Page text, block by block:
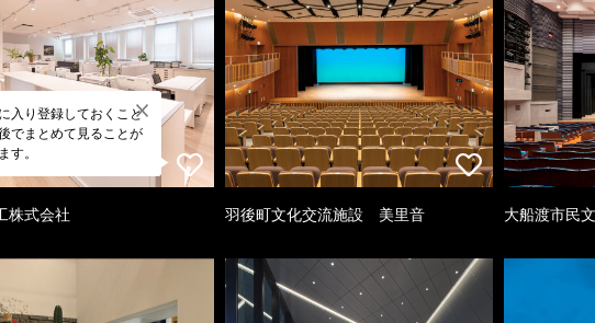
入り登録しておくこと
でまとめて見ることが
す。
株式会社 羽後町文化交流施設 美里音 大船渡市民